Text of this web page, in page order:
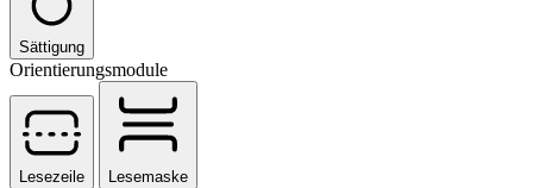
Sättigung
Orientierungsmodule
Lesezeile
Lesemaske